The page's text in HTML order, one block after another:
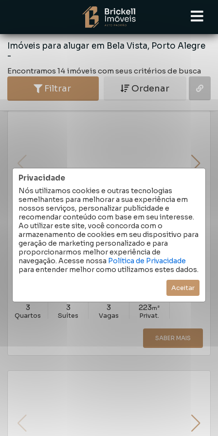
Privacidade
Nós utilizamos cookies e outras tecnologias
semelhantes para melhorar a sua experiência em
nossos serviços, personalizar publicidade e
recomendar conteúdo com base em seu interesse.
Ao utilizar este site, você concorda com o
armazenamento de cookies em seu dispositivo para
geração de marketing personalizado e para
proporcionarmos melhor experiência de
navegação. Acesse nossa Política de Privacidade
para entender melhor como utilizamos estes dados.
Aceitar
Imóveis para alugar em Bela Vista, Porto Alegre
-
Encontramos 14 imóveis com seus critérios de busca
Filtrar Ordenar
APARTAMENTO 3 QUARTOS BELA VISTA 223M²
RUA CORONEL BORDINI, BELA VISTA - PORTO
ALEGRE/RS
Cód.:6492
Aluguel
R$ 35.000,00
R$ 49.000,00
3
Quartos
3
Suítes
3
Vagas
223m²
Privat.
SABER MAIS